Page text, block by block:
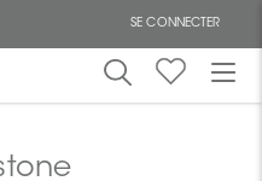
SE CONNECTER